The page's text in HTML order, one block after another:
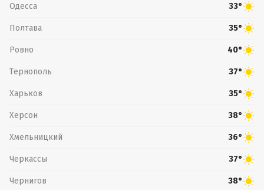
Одесса 33°
Полтава 35°
Ровно 40°
Тернополь 37°
Харьков 35°
Херсон 38°
Хмельницкий 36°
Черкассы 37°
Чернигов 38°